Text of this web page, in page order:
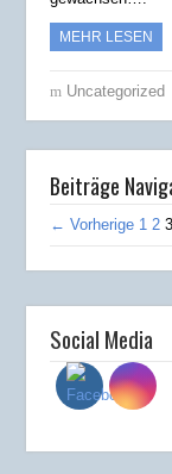
MEHR LESEN
Uncategorized
Beiträge
← Vorherige 1 2 3
Social Media